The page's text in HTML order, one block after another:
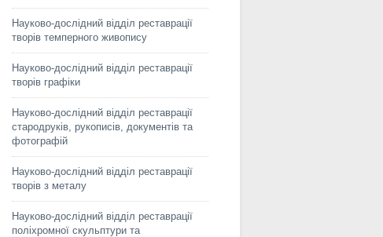
Науково-дослідний відділ реставрації
творів темперного живопису
Науково-дослідний відділ реставрації
творів графіки
Науково-дослідний відділ реставрації
стародруків, рукописів, документів та
фотографій
Науково-дослідний відділ реставрації
творів з металу
Науково-дослідний відділ реставрації
поліхромної скульптури та